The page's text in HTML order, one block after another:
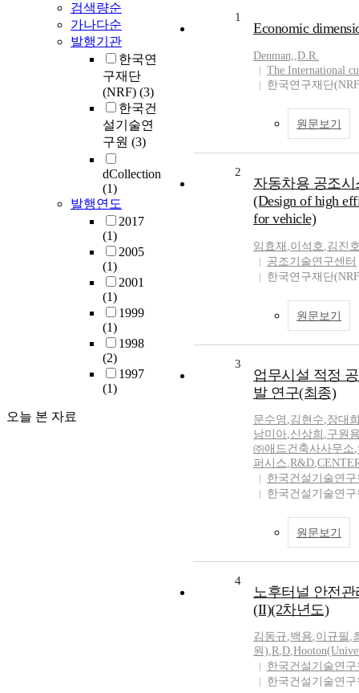
검색량순
가나다순
발행기관
한국연
구재단
(NRF) (3)
한국건
설기술연
구원 (3)
dCollection
(1)
발행연도
2017
(1)
2005
(1)
2001
(1)
1999
(1)
1998
(2)
1997
(1)
오늘 본 자료
1
Economic
Denman,,D.R.
The International
한국연구재단
원문보기
2
자동차용 공조
(Design of high
for vehicle)
임효재 ,이석호,김진
공조기술연구센터
한국연구재단
원문보기
3
업무시설 적정
발 연구(최종)
문수영 ,김현수,장대
남미아,신상희 ,구원
㈜애드건축사사무소,
퍼시스,R&D,
한국건설기술연구
한국건설기술연
원문보기
4
노후터널 안전
(II)(2차년도)
김동규,백용,이규필 ,
원),R,D,
한국건설기술연구
한국건설기술연